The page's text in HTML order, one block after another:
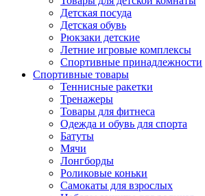
Детская посуда
Детская обувь
Рюкзаки детские
Летние игровые комплексы
Спортивные принадлежности
Спортивные товары
Теннисные ракетки
Тренажеры
Товары для фитнеса
Одежда и обувь для спорта
Батуты
Мячи
Лонгборды
Роликовые коньки
Самокаты для взрослых